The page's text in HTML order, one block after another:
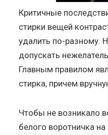
Критичные
стирки вещей
удалить по-разному.
допускать
Главным правилом
стирка, причем
Чтобы не возникало
белого воротничка